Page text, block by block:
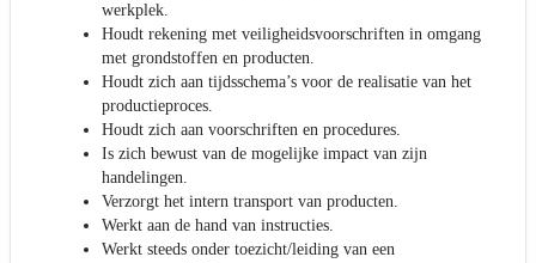
werkplek.
Houdt rekening met veiligheidsvoorschriften in omgang
met grondstoffen en producten.
Houdt zich aan tijdsschema’s voor de realisatie van het
productieproces.
Houdt zich aan voorschriften en procedures.
Is zich bewust van de mogelijke impact van zijn
handelingen.
Verzorgt het intern transport van producten.
Werkt aan de hand van instructies.
Werkt steeds onder toezicht/leiding van een